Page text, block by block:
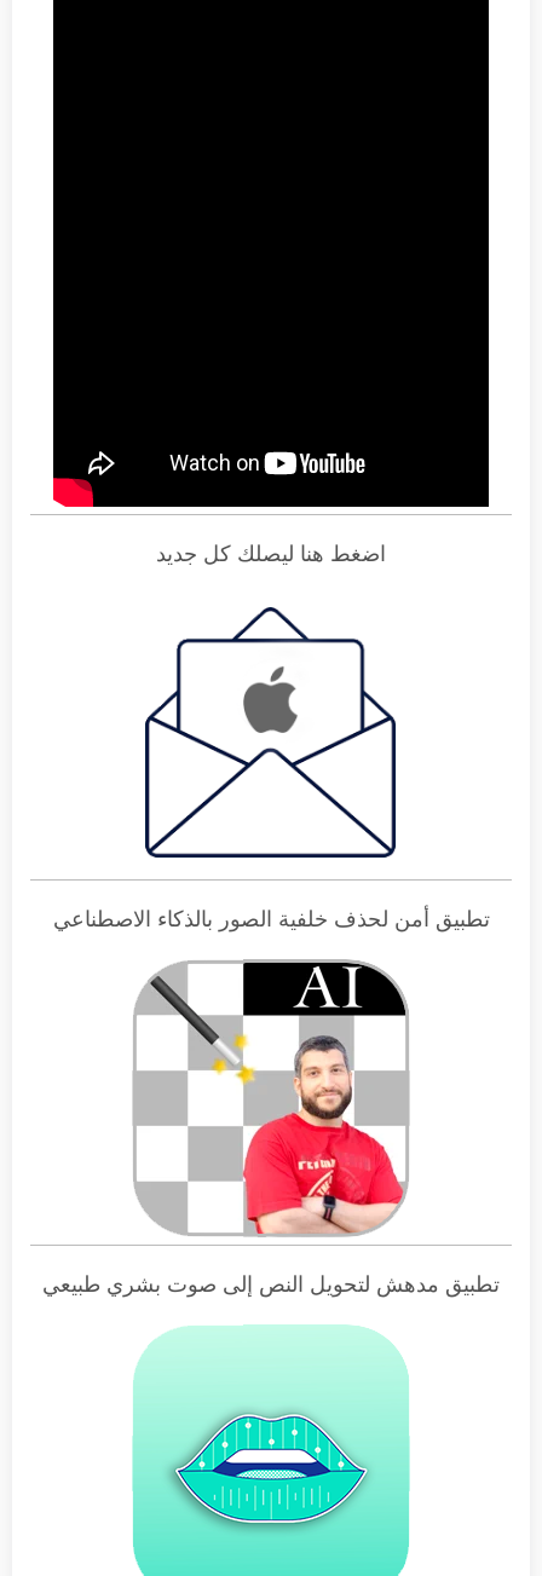
اضغط هنا ليصلك كل جديد
تطبيق أمن لحذف خلفية الصور بالذكاء الاصطناعي
تطبيق مدهش لتحويل النص إلى صوت بشري طبيعي